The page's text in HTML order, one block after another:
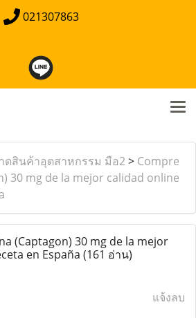
021307863
ดสินค้าอุตสาหกรรม มือ2> Compre
30 mg de la mejor calidad online
(Captagon) 30 mg de la mejor
en España (161 อ่าน)
แจ้งลบ